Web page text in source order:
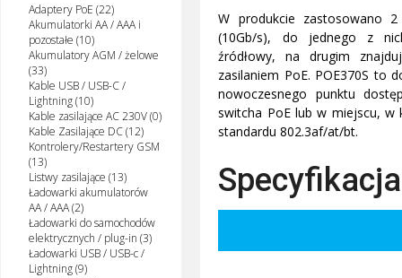
Adaptery PoE (22)
Akumulatorki AA / AAA i
pozostałe (10)
Akumulatory AGM / żelowe
(33)
Kable USB / USB-C /
Lightning (10)
Kable zasilające AC 230V (0)
Kable Zasilające DC (12)
Kontrolery/Restartery GSM
(13)
Listwy zasilające (13)
Ładowarki akumulatorów
AA / AAA (2)
Ładowarki do samochodów
elektrycznych / plug-in (3)
Ładowarki USB / USB-c /
Lightning (9)
W produkcie zastosowano
(10Gb/s), do jednego z
źródłowy, na drugim
zasilaniem PoE. POE370S to
nowoczesnego punktu
switcha PoE lub w miejscu, w
standardu 802.3af/at/bt.
Specyfikacja